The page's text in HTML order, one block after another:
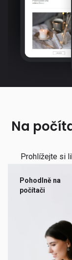
Na
Prohlížejte si
Pohodlně na
počítači